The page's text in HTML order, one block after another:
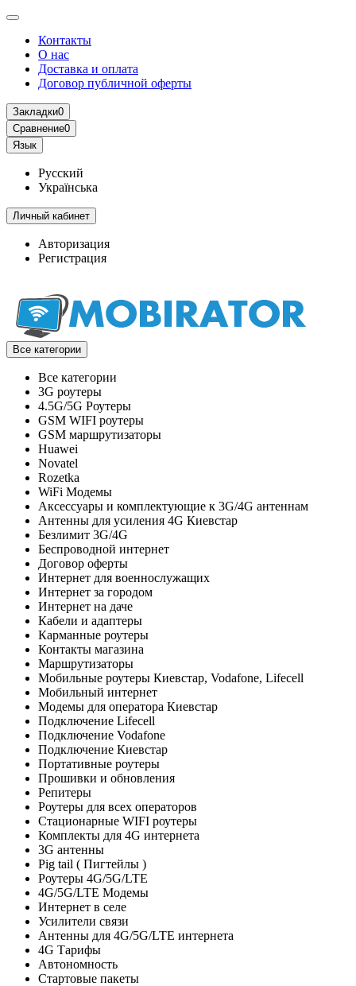
Контакты
О нас
Доставка и оплата
Договор публичной оферты
Закладки0
Сравнение0
Язык
Русский
Українська
Личный кабинет
Авторизация
Регистрация
Все категории
Все категории
3G роутеры
4.5G/5G Роутеры
GSM WIFI роутеры
GSM маршрутизаторы
Huawei
Novatel
Rozetka
WiFi Модемы
Аксессуары и комплектующие к 3G/4G антеннам
Антенны для усиления 4G Киевстар
Безлимит 3G/4G
Беспроводной интернет
Договор оферты
Интернет для военнослужащих
Интернет за городом
Интернет на даче
Кабели и адаптеры
Карманные роутеры
Контакты магазина
Маршрутизаторы
Мобильные роутеры Киевстар, Vodafone, Lifecell
Мобильный интернет
Модемы для оператора Киевстар
Подключение Lifecell
Подключение Vodafone
Подключение Киевстар
Портативные роутеры
Прошивки и обновления
Репитеры
Роутеры для всех операторов
Стационарные WIFI роутеры
Комплекты для 4G интернета
3G антенны
Pig tail ( Пигтейлы )
Роутеры 4G/5G/LTE
4G/5G/LTE Модемы
Интернет в селе
Усилители связи
Антенны для 4G/5G/LTE интернета
4G Тарифы
Автономность
Стартовые пакеты